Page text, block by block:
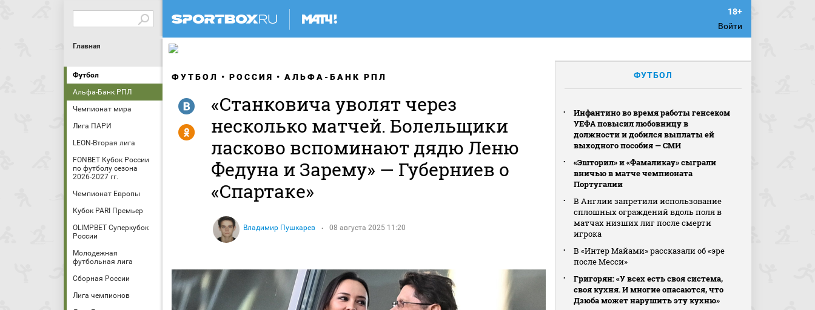
Войти
Главная
Футбол
Альфа-Банк РПЛ
Чемпионат мира
Лига ПАРИ
LEON-Вторая лига
FONBET Кубок России
по футболу сезона
2026-2027 гг.
Чемпионат Европы
Кубок PARI Премьер
OLIMPBET Суперкубок
России
Молодежная
футбольная лига
Сборная России
Лига чемпионов
ФУТБОЛ РОССИЯ АЛЬФА-БАНК РПЛ
«Станковича уволят через
несколько матчей. Болельщики
ласково вспоминают дядю Леню
Федуна и Зарему» — Губерниев о
«Спартаке»
Владимир Пушкарев 08 августа 2025 11:20
R
Y
ФУТБОЛ
Инфантино во время работы генсеком
УЕФА повысил любовницу в
должности и добился выплаты ей
выходного пособия — СМИ
«Эшторил» и «Фамаликау» сыграли
вничью в матче чемпионата
Португалии
В Англии запретили использование
сплошных ограждений вдоль поля в
матчах низших лиг после смерти
игрока
В «Интер Майами» рассказали об «эре
после Месси»
Григорян: «У всех есть своя система,
своя кухня. И многие опасаются, что
Дзюба может нарушить эту кухню»